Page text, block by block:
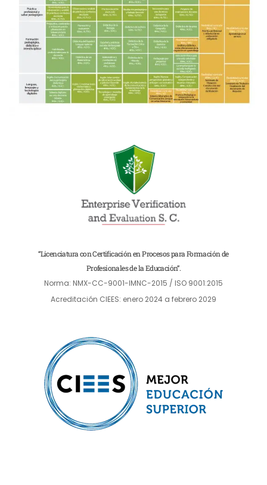
“Licenciatura con Certificación en Procesos para Formación de
Profesionales de la Educación”.
Norma: NMX-CC-9001-IMNC-2015 / ISO 9001:2015
Acreditación CIEES: enero 2024 a febrero 2029